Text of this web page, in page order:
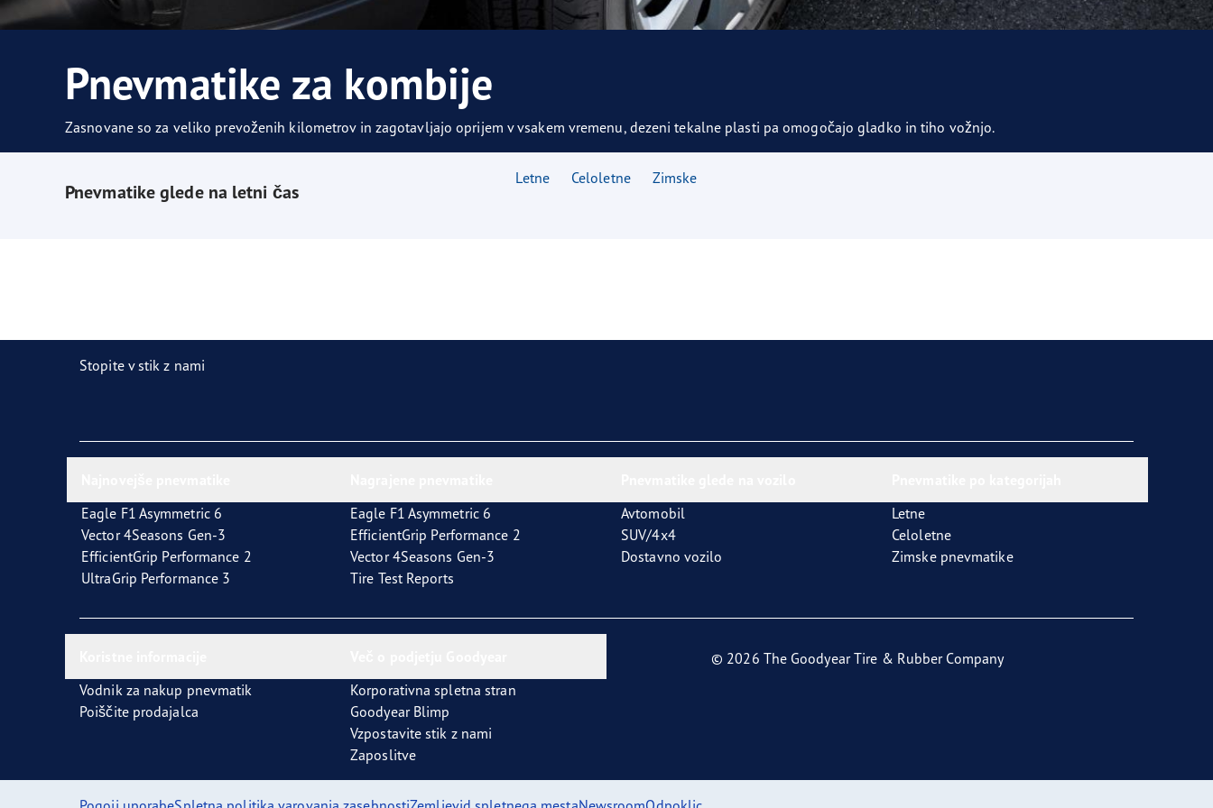
Skrb za pnevmatike
Prihodnost električne mobilnosti Ultragrip Performance +
Pnevmatike za kombije
Zasnovane so za veliko prevoženih kilometrov in zagotavljajo oprijem v vsakem vremenu, dezeni tekalne plasti pa omogočajo gladko in tiho vožnjo.
Pnevmatike glede na letni čas
Letne Celoletne Zimske
Stopite v stik z nami
Eagle F1 Asymmetric 6
Vector 4Seasons Gen-3
EfficientGrip Performance 2
UltraGrip Performance 3
Eagle F1 Asymmetric 6
EfficientGrip Performance 2
Vector 4Seasons Gen-3
Tire Test Reports
Avtomobil
SUV/4x4
Dostavno vozilo
Letne
Celoletne
Zimske pnevmatike
Vodnik za nakup pnevmatik
Poiščite prodajalca
Korporativna spletna stran
Goodyear Blimp
Vzpostavite stik z nami
Zaposlitve
© 2026 The Goodyear Tire & Rubber Company